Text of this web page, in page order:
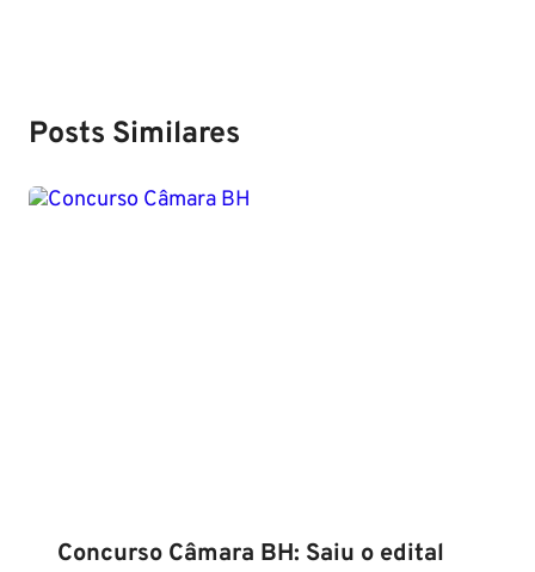
Posts Similares
Concurso Câmara BH: Saiu o edital